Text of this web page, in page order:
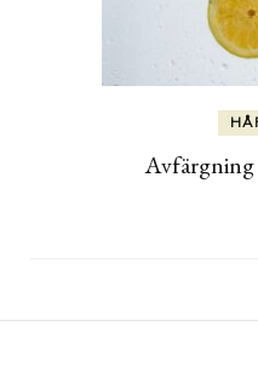
Avfärgning